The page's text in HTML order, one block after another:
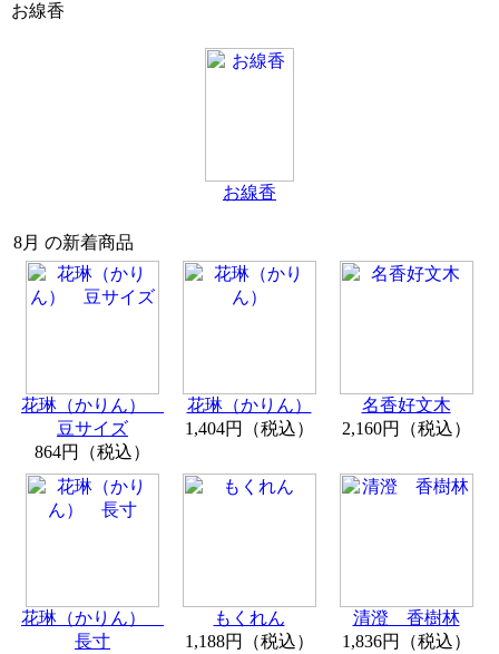
お線香
お線香
8月 の新着商品
花琳（かりん）
豆サイズ
864円（税込）
花琳（かりん）
1,404円（税込）
名香好文木
2,160円（税込）
花琳（かりん）
長寸
もくれん
1,188円（税込）
清澄 香樹林
1,836円（税込）